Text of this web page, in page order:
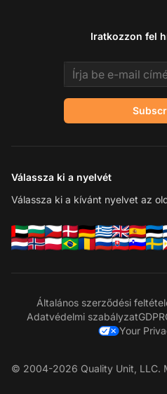
Iratkozzon fel
Email address
Válassza ki a nyelvét
Válassza ki a kívánt nyelvet az
Általános szerződési
Adatvédelmi szabályzatGDPR
Your
© 2004-2026 Quality Unit, LLC.